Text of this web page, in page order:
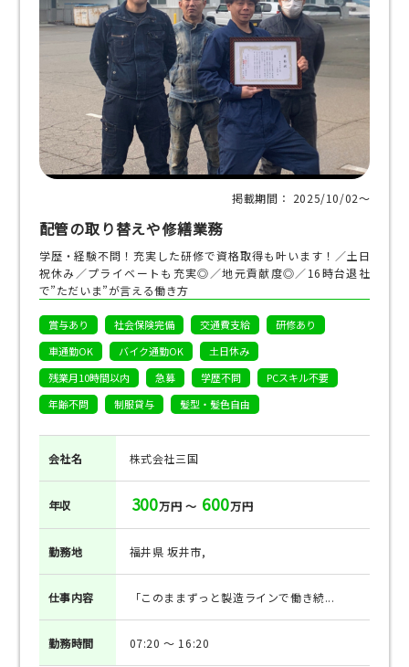
掲載期間： 2025/10/02〜
配管の取り替えや修繕業務
学歴・経験不問！充実した研修で資格取得も叶います！／土日
祝休み／プライベートも充実◎／地元貢献度◎／16時台退社
で”ただいま”が言える働き方
賞与あり 社会保険完備 交通費支給
研修あり
車通勤OK
バイク通勤OK
土日休み
残業月10時間以内
急募 学歴不問
PCスキル不要
年齢不問
制服貸与 髪型・髪色自由
会社名 株式会社三国
年収 300万円 ～ 600万円
勤務地 福井県 坂井市,
仕事内容 「このままずっと製造ラインで働き続...
勤務時間 07:20 ～ 16:20